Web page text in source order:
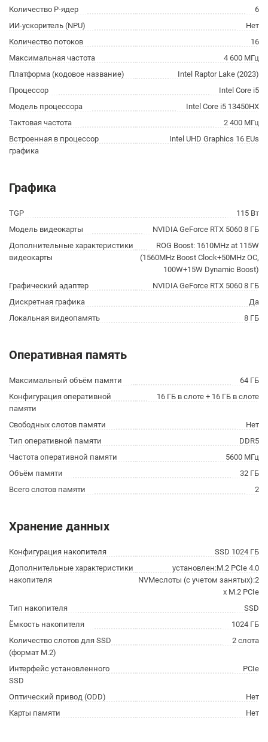
Количество P-ядер
6
ИИ-ускоритель (NPU)
Нет
Количество потоков
16
Максимальная частота
4 600 МГц
Платформа (кодовое название)
Intel Raptor Lake (2023)
Процессор
Intel Core i5
Модель процессора
Intel Core i5 13450HX
Тактовая частота
2 400 МГц
Встроенная в процессор
графика
Intel UHD Graphics 16 EUs
Графика
TGP
115 Вт
Модель видеокарты
NVIDIA GeForce RTX 5060 8 ГБ
Дополнительные характеристики
видеокарты
ROG Boost: 1610MHz at 115W
(1560MHz Boost Clock+50MHz OC,
100W+15W Dynamic Boost)
Графический адаптер
NVIDIA GeForce RTX 5060 8 ГБ
Дискретная графика
Да
Локальная видеопамять
8 ГБ
Оперативная память
Максимальный объём памяти
64 ГБ
Конфигурация оперативной
памяти
16 ГБ в слоте + 16 ГБ в слоте
Свободных слотов памяти
Нет
Тип оперативной памяти
DDR5
Частота оперативной памяти
5600 МГц
Объём памяти
32 ГБ
Всего слотов памяти
2
Хранение данных
Конфигурация накопителя
SSD 1024 ГБ
Дополнительные характеристики
накопителя
установлен:M.2 PCIe 4.0
NVMeслоты (с учетом занятых):2
x M.2 PCIe
Тип накопителя
SSD
Ёмкость накопителя
1024 ГБ
Количество слотов для SSD
(формат M.2)
2 слота
Интерфейс установленного
SSD
PCIe
Оптический привод (ODD)
Нет
Карты памяти
Нет